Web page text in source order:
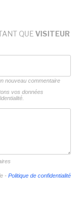
QUE VISITEUR
nouveau commentaire
vos données
- Politique de confidentialité